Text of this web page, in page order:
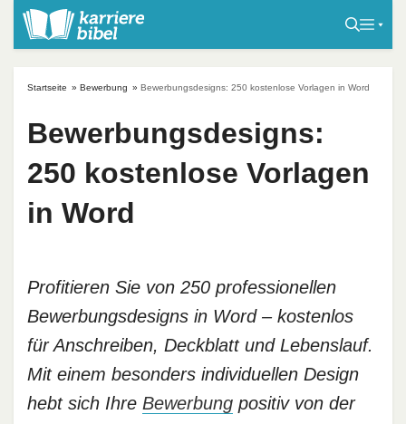
Startseite » Bewerbung » Bewerbungsdesigns: 250 kostenlose Vorlagen in Word
Bewerbungsdesigns:
250 kostenlose Vorlagen
in Word
Profitieren Sie von 250 professionellen
Bewerbungsdesigns in Word – kostenlos
für Anschreiben, Deckblatt und Lebenslauf.
Mit einem besonders individuellen Design
hebt sich Ihre Bewerbung positiv von der